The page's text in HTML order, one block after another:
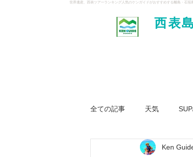
世界遺産、西表ツアーランキング人気のケンガイドがおすすめする離島・石
西表
全ての記事 天気
ジャングル大冒険ツアー
Ken